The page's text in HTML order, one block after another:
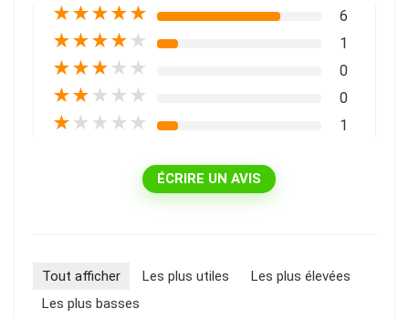
★★★★★ 6
★★★★ ★ 1
★★★ ★ ★ 0
★★ ★ ★ ★ 0
★ ★ ★ ★ ★ 1
ÉCRIRE UN AVIS
Tout afficher Les plus utiles
Les plus élevées
Les plus basses